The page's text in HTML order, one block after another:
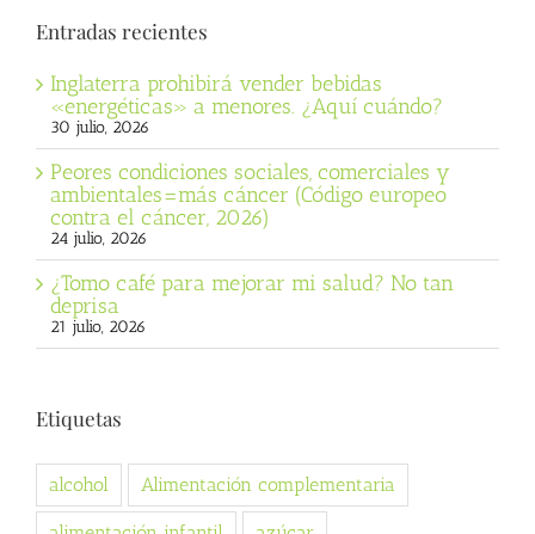
Entradas recientes
Inglaterra prohibirá vender bebidas
«energéticas» a menores. ¿Aquí cuándo?
30 julio, 2026
Peores condiciones sociales, comerciales y
ambientales=más cáncer (Código europeo
contra el cáncer, 2026)
24 julio, 2026
¿Tomo café para mejorar mi salud? No tan
deprisa
21 julio, 2026
Etiquetas
alcohol Alimentación complementaria